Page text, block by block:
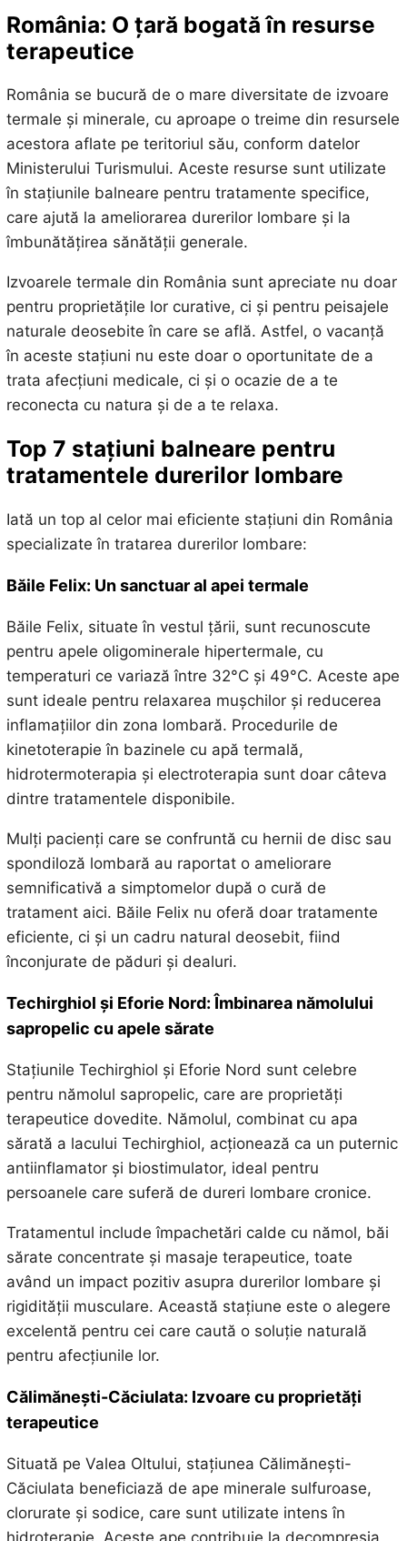
România: O țară bogată în resurse
terapeutice
România se bucură de o mare diversitate de izvoare
termale și minerale, cu aproape o treime din resursele
acestora aflate pe teritoriul său, conform datelor
Ministerului Turismului. Aceste resurse sunt utilizate
în stațiunile balneare pentru tratamente specifice,
care ajută la ameliorarea durerilor lombare și la
îmbunătățirea sănătății generale.
Izvoarele termale din România sunt apreciate nu doar
pentru proprietățile lor curative, ci și pentru peisajele
naturale deosebite în care se află. Astfel, o vacanță
în aceste stațiuni nu este doar o oportunitate de a
trata afecțiuni medicale, ci și o ocazie de a te
reconecta cu natura și de a te relaxa.
Top 7 stațiuni balneare pentru
tratamentele durerilor lombare
Iată un top al celor mai eficiente stațiuni din România
specializate în tratarea durerilor lombare:
Băile Felix: Un sanctuar al apei termale
Băile Felix, situate în vestul țării, sunt recunoscute
pentru apele oligominerale hipertermale, cu
temperaturi ce variază între 32°C și 49°C. Aceste ape
sunt ideale pentru relaxarea mușchilor și reducerea
inflamațiilor din zona lombară. Procedurile de
kinetoterapie în bazinele cu apă termală,
hidrotermoterapia și electroterapia sunt doar câteva
dintre tratamentele disponibile.
Mulți pacienți care se confruntă cu hernii de disc sau
spondiloză lombară au raportat o ameliorare
semnificativă a simptomelor după o cură de
tratament aici. Băile Felix nu oferă doar tratamente
eficiente, ci și un cadru natural deosebit, fiind
înconjurate de păduri și dealuri.
Techirghiol și Eforie Nord: Îmbinarea nămolului
sapropelic cu apele sărate
Stațiunile Techirghiol și Eforie Nord sunt celebre
pentru nămolul sapropelic, care are proprietăți
terapeutice dovedite. Nămolul, combinat cu apa
sărată a lacului Techirghiol, acționează ca un puternic
antiinflamator și biostimulator, ideal pentru
persoanele care suferă de dureri lombare cronice.
Tratamentul include împachetări calde cu nămol, băi
sărate concentrate și masaje terapeutice, toate
având un impact pozitiv asupra durerilor lombare și
rigidității musculare. Această stațiune este o alegere
excelentă pentru cei care caută o soluție naturală
pentru afecțiunile lor.
Călimănești-Căciulata: Izvoare cu proprietăți
terapeutice
Situată pe Valea Oltului, stațiunea Călimănești-
Căciulata beneficiază de ape minerale sulfuroase,
clorurate și sodice, care sunt utilizate intens în
hidroterapie. Aceste ape contribuie la decompresia